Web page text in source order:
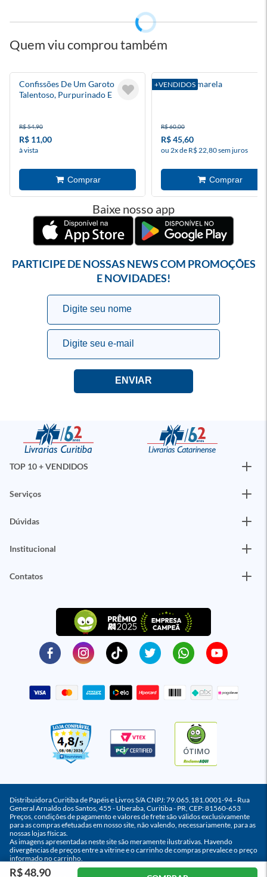
Quem viu comprou também
Confissões De Um Garoto
Talentoso, Purpurinado E
R$ 54,90
R$ 11,00
à vista
+VENDIDOS
A Bolsa Amarela
R$ 60,00
R$ 45,60
ou 2x de R$ 22,80 sem juros
Baixe nosso app
PARTICIPE DE NOSSAS NEWS COM PROMOÇÕES
E NOVIDADES!
TOP 10 + VENDIDOS
Serviços
Dúvidas
Institucional
Contatos
ÓTIMO
Distribuidora Curitiba de Papéis e Livros S/A CNPJ: 79.065.181.0001-94 - Rua
General Arnaldo dos Santos, 455 - Uberaba, Curitiba - PR, CEP: 81560-653
Preços, condições de pagamento e valores de frete são válidos exclusivamente
para as compras efetuadas em nosso site, não valendo, necessariamente, para as
nossas lojas físicas.
As imagens apresentadas neste site são meramente ilustrativas. Havendo
divergências de preços entre a vitrine e o carrinho de compras prevalece o preço
informado no carrinho.
R$ 48,90